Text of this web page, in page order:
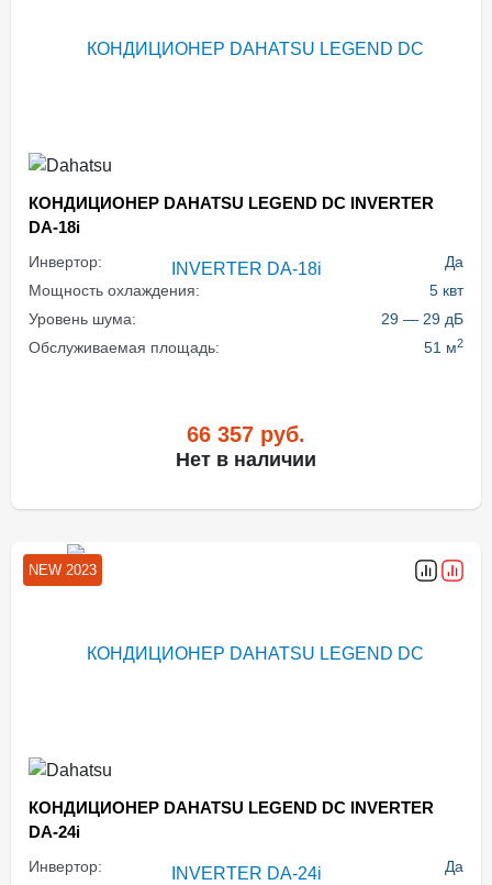
КОНДИЦИОНЕР DAHATSU LEGEND DC INVERTER
DA-18i
Инвертор:
Да
Мощность охлаждения:
5 квт
Уровень шума:
29 — 29 дБ
Обслуживаемая площадь:
51 м2
66 357 руб.
Нет в наличии
NEW 2023
КОНДИЦИОНЕР DAHATSU LEGEND DC INVERTER
DA-24i
Инвертор:
Да